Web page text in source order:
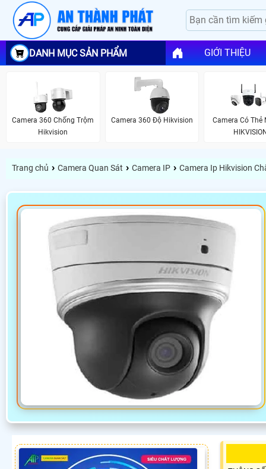
DANH MỤC SẢN PHẨM GIỚI THIỆU
Camera 360 Chống Trộm
Hikvision
Camera 360 Độ Hikvision
Camera Có Thẻ
Trang chủ › Camera Quan Sát › Camera IP › Camera Ip Hikvision